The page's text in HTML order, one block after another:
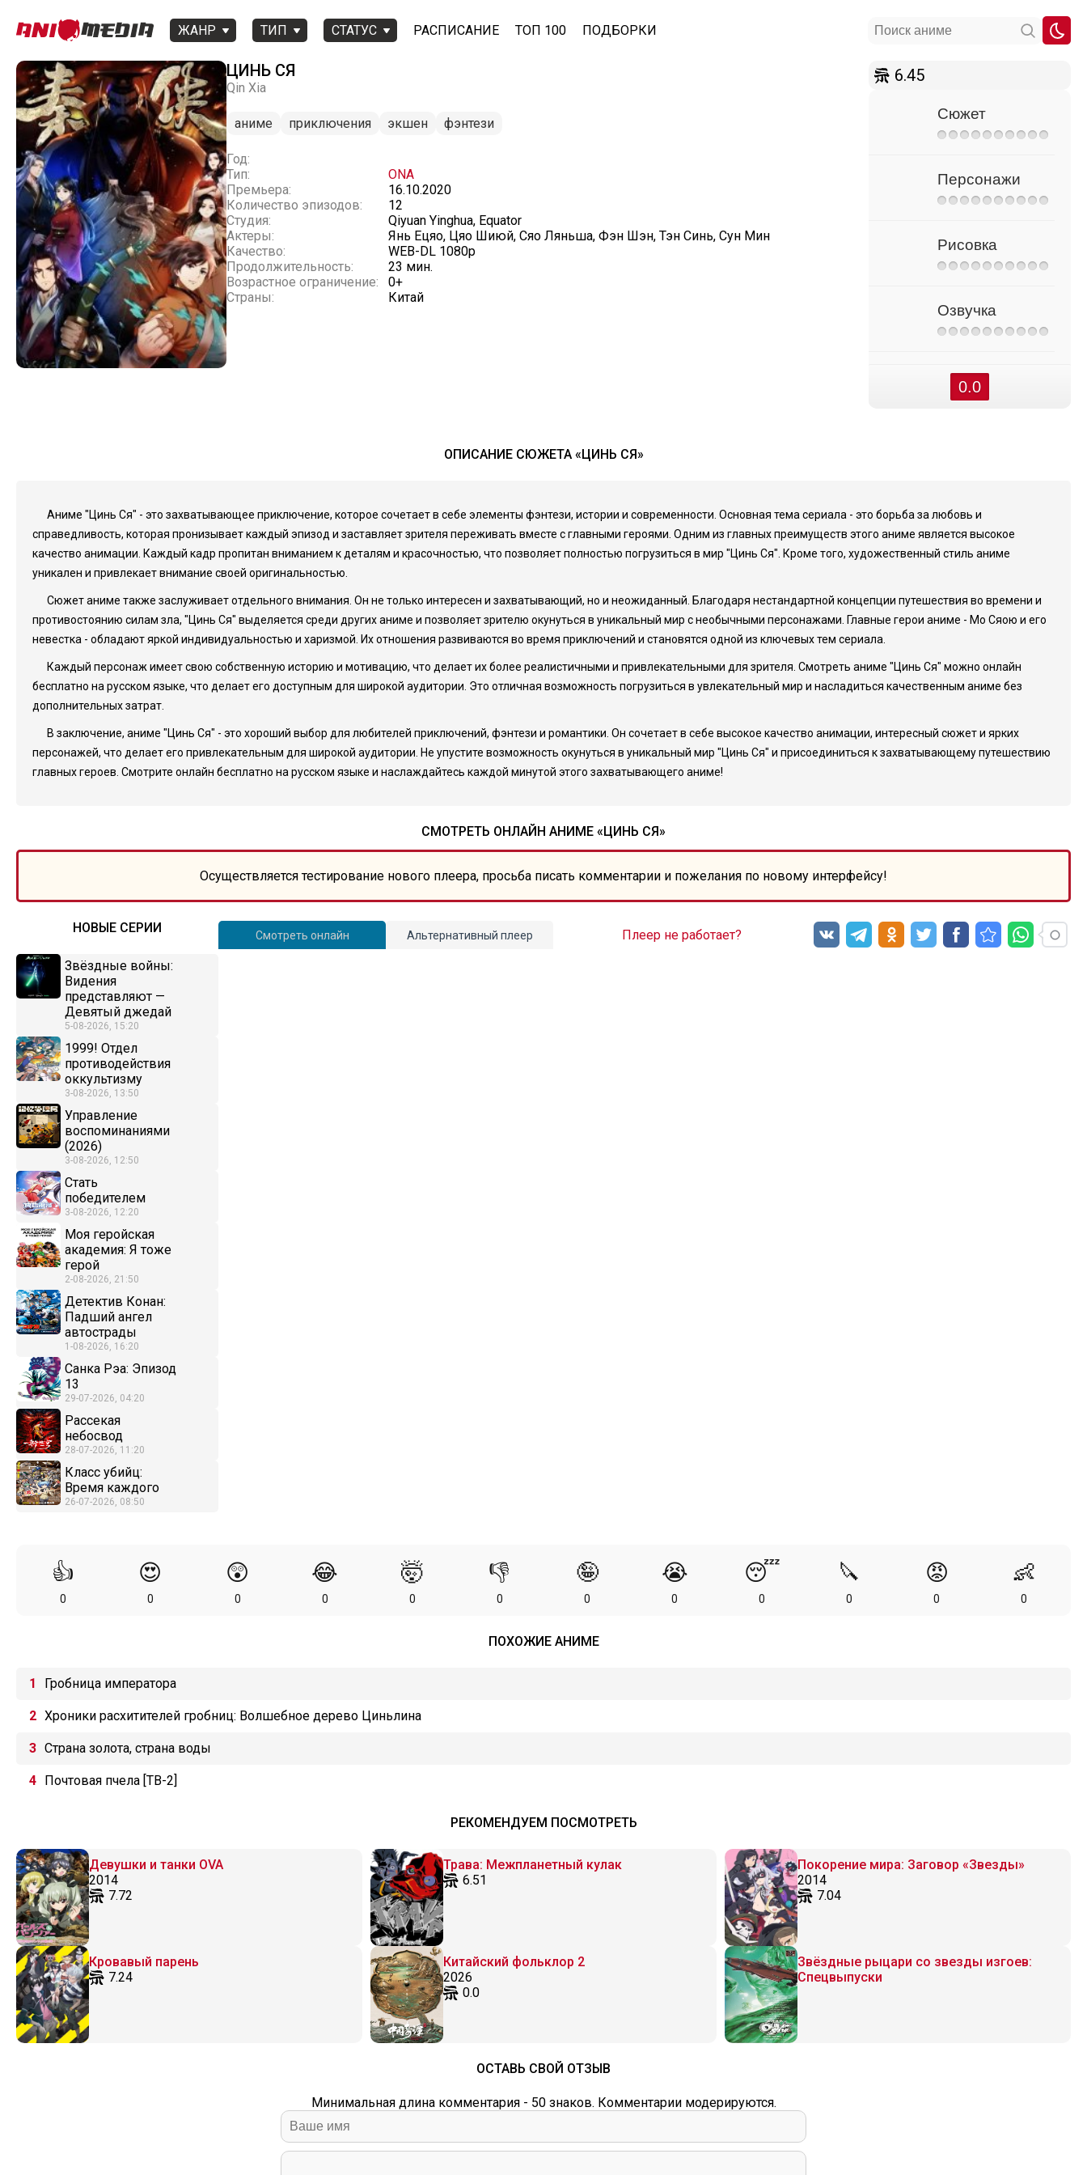
ЖАНР ТИП СТАТУС РАСПИСАНИЕ ТОП 100 ПОДБОРКИ
ЦИНЬ СЯ
Qin Xia
аниме приключения экшен фэнтези
Год:
Тип:
ONA
Премьера:
16.10.2020
Количество эпизодов:
12
Студия:
Qiyuan Yinghua, Equator
Актеры:
Янь Ецяо, Цяо Шиюй, Сяо Ляньша, Фэн Шэн, Тэн Синь, Сун Мин
Качество:
WEB-DL 1080p
Продолжительность:
23 мин.
Возрастное ограничение:
0+
Страны:
Китай
6.45
Сюжет
Персонажи
Рисовка
Озвучка
0.0
ОПИСАНИЕ СЮЖЕТА «ЦИНЬ СЯ»
Аниме "Цинь Ся" - это захватывающее приключение, которое сочетает в себе элементы фэнтези, истории и современности. Основная тема сериала - это борьба за любовь и
справедливость, которая пронизывает каждый эпизод и заставляет зрителя переживать вместе с главными героями. Одним из главных преимуществ этого аниме является высокое
качество анимации. Каждый кадр пропитан вниманием к деталям и красочностью, что позволяет полностью погрузиться в мир "Цинь Ся". Кроме того, художественный стиль аниме
уникален и привлекает внимание своей оригинальностью.
Сюжет аниме также заслуживает отдельного внимания. Он не только интересен и захватывающий, но и неожиданный. Благодаря нестандартной концепции путешествия во времени и
противостоянию силам зла, "Цинь Ся" выделяется среди других аниме и позволяет зрителю окунуться в уникальный мир с необычными персонажами. Главные герои аниме - Мо Сяою и его
невестка - обладают яркой индивидуальностью и харизмой. Их отношения развиваются во время приключений и становятся одной из ключевых тем сериала.
Каждый персонаж имеет свою собственную историю и мотивацию, что делает их более реалистичными и привлекательными для зрителя. Смотреть аниме "Цинь Ся" можно онлайн
бесплатно на русском языке, что делает его доступным для широкой аудитории. Это отличная возможность погрузиться в увлекательный мир и насладиться качественным аниме без
дополнительных затрат.
В заключение, аниме "Цинь Ся" - это хороший выбор для любителей приключений, фэнтези и романтики. Он сочетает в себе высокое качество анимации, интересный сюжет и ярких
персонажей, что делает его привлекательным для широкой аудитории. Не упустите возможность окунуться в уникальный мир "Цинь Ся" и присоединиться к захватывающему путешествию
главных героев. Смотрите онлайн бесплатно на русском языке и наслаждайтесь каждой минутой этого захватывающего аниме!
СМОТРЕТЬ ОНЛАЙН АНИМЕ «ЦИНЬ СЯ»
Осуществляется тестирование нового плеера, просьба писать комментарии и пожелания по новому интерфейсу!
НОВЫЕ СЕРИИ
Звёздные войны:
Видения
представляют —
Девятый джедай
5-08-2026, 15:20
1999! Отдел
противодействия
оккультизму
3-08-2026, 13:50
Управление
воспоминаниями
(2026)
3-08-2026, 12:50
Стать
победителем
3-08-2026, 12:20
Моя геройская
академия: Я тоже
герой
2-08-2026, 21:50
Детектив Конан:
Падший ангел
автострады
1-08-2026, 16:20
Санка Рэа: Эпизод
13
29-07-2026, 04:20
Рассекая
небосвод
28-07-2026, 11:20
Класс убийц:
Время каждого
26-07-2026, 08:50
Смотреть онлайн Альтернативный плеер Плеер не работает?
👍
0
😍
0
😲
0
😂
0
🤯
0
👎
0
🤪
0
😭
0
😴
0
🔪
0
😡
0
👶
0
ПОХОЖИЕ АНИМЕ
Гробница императора
Хроники расхитителей гробниц: Волшебное дерево Циньлина
Страна золота, страна воды
Почтовая пчела [ТВ-2]
РЕКОМЕНДУЕМ ПОСМОТРЕТЬ
Девушки и танки OVA
2014
7.72
Трава: Межпланетный кулак
6.51
Покорение мира: Заговор «Звезды»
2014
7.04
Кровавый парень
7.24
Китайский фольклор 2
2026
0.0
Звёздные рыцари со звезды изгоев:
Спецвыпуски
ОСТАВЬ СВОЙ ОТЗЫВ
Минимальная длина комментария - 50 знаков. Комментарии модерируются.